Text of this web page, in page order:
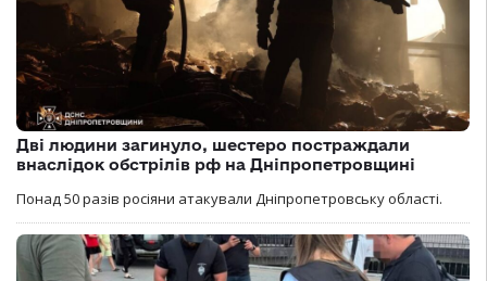
Дві людини загинуло, шестеро постраждали
внаслідок обстрілів рф на Дніпропетровщині
Понад 50 разів росіяни атакували Дніпропетровську області.